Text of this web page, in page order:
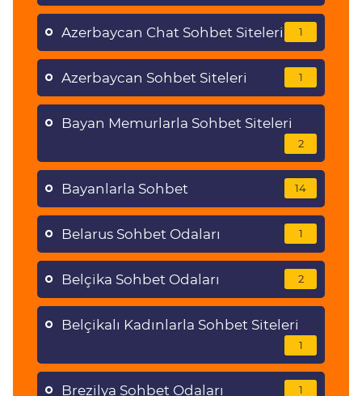
Azerbaycan Chat Sohbet Siteleri 1
Azerbaycan Sohbet Siteleri 1
Bayan Memurlarla Sohbet Siteleri
2
Bayanlarla Sohbet 14
Belarus Sohbet Odaları 1
Belçika Sohbet Odaları 2
Belçikalı Kadınlarla Sohbet Siteleri
1
Brezilya Sohbet Odaları 1